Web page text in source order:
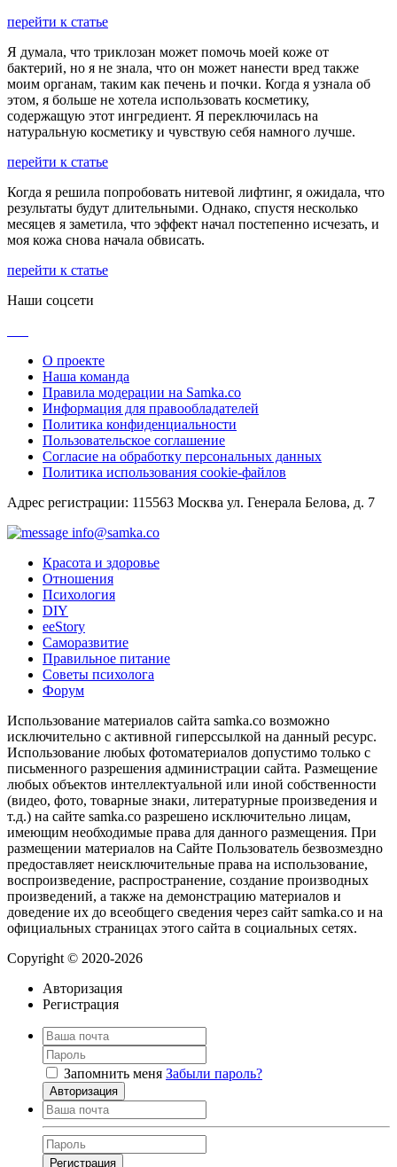
перейти к статье
Я думала, что триклозан может помочь моей коже от
бактерий, но я не знала, что он может нанести вред также
моим органам, таким как печень и почки. Когда я узнала об
этом, я больше не хотела использовать косметику,
содержащую этот ингредиент. Я переключилась на
натуральную косметику и чувствую себя намного лучше.
перейти к статье
Когда я решила попробовать нитевой лифтинг, я ожидала, что
результаты будут длительными. Однако, спустя несколько
месяцев я заметила, что эффект начал постепенно исчезать, и
моя кожа снова начала обвисать.
перейти к статье
Наши соцсети
О проекте
Наша команда
Правила модерации на Samka.co
Информация для правообладателей
Политика конфиденциальности
Пользовательское соглашение
Согласие на обработку персональных данных
Политика использования cookie-файлов
Адрес регистрации: 115563 Москва ул. Генерала Белова, д. 7
info@samka.co
Красота и здоровье
Отношения
Психология
DIY
ееStory
Саморазвитие
Правильное питание
Советы психолога
Форум
Использование материалов сайта samka.co возможно
исключительно с активной гиперссылкой на данный ресурс.
Использование любых фотоматериалов допустимо только с
письменного разрешения администрации сайта. Размещение
любых объектов интеллектуальной или иной собственности
(видео, фото, товарные знаки, литературные произведения и
т.д.) на сайте samka.co разрешено исключительно лицам,
имеющим необходимые права для данного размещения. При
размещении материалов на Сайте Пользователь безвозмездно
предоставляет неисключительные права на использование,
воспроизведение, распространение, создание производных
произведений, а также на демонстрацию материалов и
доведение их до всеобщего сведения через сайт samka.co и на
официальных страницах этого сайта в социальных сетях.
Copyright © 2020-2026
Авторизация
Регистрация
Запомнить меня Забыли пароль?
Авторизация
Регистрация